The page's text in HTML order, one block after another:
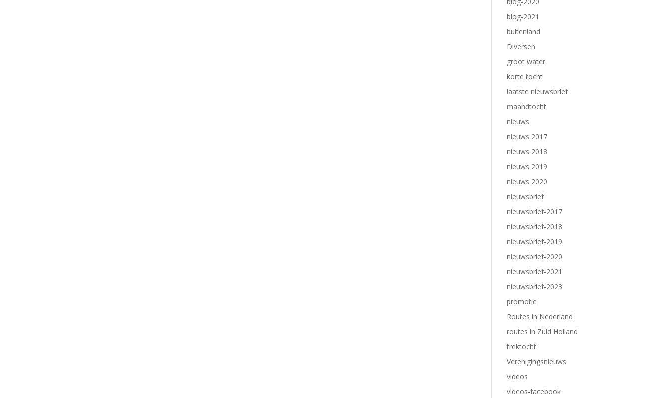
blog-2021
buitenland
Diversen
groot water
korte tocht
laatste nieuwsbrief
maandtocht
nieuws
nieuws 2017
nieuws 2018
nieuws 2019
nieuws 2020
nieuwsbrief
nieuwsbrief-2017
nieuwsbrief-2018
nieuwsbrief-2019
nieuwsbrief-2020
nieuwsbrief-2021
nieuwsbrief-2023
promotie
Routes in Nederland
routes in Zuid Holland
trektocht
Verenigingsnieuws
videos
videos-facebook